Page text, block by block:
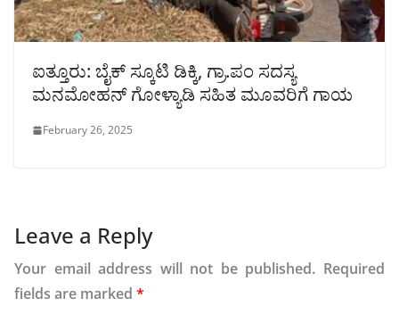
ಐತ್ತೂರು: ಬೈಕ್ ಸ್ಕೂಟಿ ಡಿಕ್ಕಿ, ಗ್ರಾ.ಪಂ ಸದಸ್ಯ
ಮನಮೋಹನ್ ಗೋಳ್ಯಾಡಿ ಸಹಿತ ಮೂವರಿಗೆ ಗಾಯ
February 26, 2025
Leave a Reply
Your email address will not be published. Required
fields are marked *